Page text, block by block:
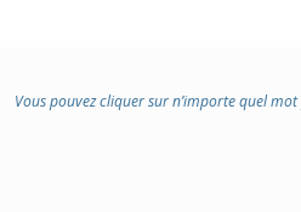
Vous pouvez cliquer sur n’importe quel